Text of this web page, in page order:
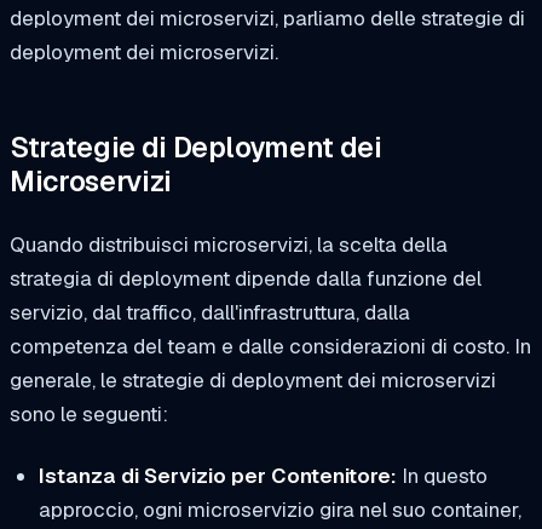
deployment dei microservizi, parliamo delle strategie di
deployment dei microservizi.
Strategie di Deployment dei
Microservizi
Quando distribuisci microservizi, la scelta della
strategia di deployment dipende dalla funzione del
servizio, dal traffico, dall'infrastruttura, dalla
competenza del team e dalle considerazioni di costo. In
generale, le strategie di deployment dei microservizi
sono le seguenti:
Istanza di Servizio per Contenitore: In questo
approccio, ogni microservizio gira nel suo container,